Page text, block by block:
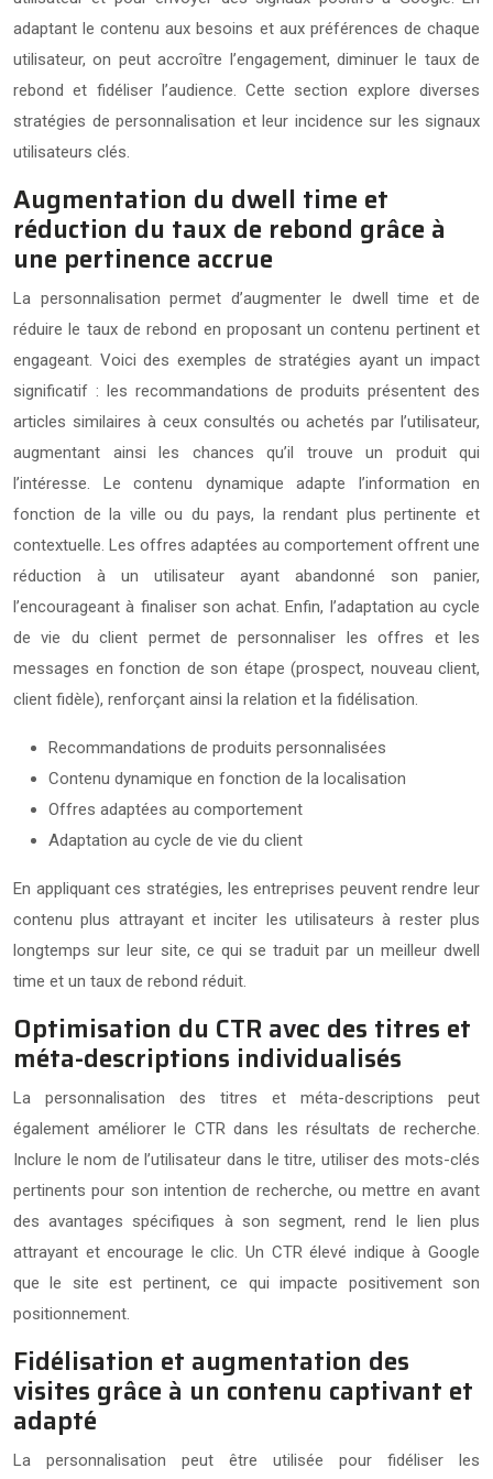
adaptant le contenu aux besoins et aux préférences de chaque
utilisateur, on peut accroître l’engagement, diminuer le taux de
rebond et fidéliser l’audience. Cette section explore diverses
stratégies de personnalisation et leur incidence sur les signaux
utilisateurs clés.
Augmentation du dwell time et
réduction du taux de rebond grâce à
une pertinence accrue
La personnalisation permet d’augmenter le dwell time et de
réduire le taux de rebond en proposant un contenu pertinent et
engageant. Voici des exemples de stratégies ayant un impact
significatif : les recommandations de produits présentent des
articles similaires à ceux consultés ou achetés par l’utilisateur,
augmentant ainsi les chances qu’il trouve un produit qui
l’intéresse. Le contenu dynamique adapte l’information en
fonction de la ville ou du pays, la rendant plus pertinente et
contextuelle. Les offres adaptées au comportement offrent une
réduction à un utilisateur ayant abandonné son panier,
l’encourageant à finaliser son achat. Enfin, l’adaptation au cycle
de vie du client permet de personnaliser les offres et les
messages en fonction de son étape (prospect, nouveau client,
client fidèle), renforçant ainsi la relation et la fidélisation.
Recommandations de produits personnalisées
Contenu dynamique en fonction de la localisation
Offres adaptées au comportement
Adaptation au cycle de vie du client
En appliquant ces stratégies, les entreprises peuvent rendre leur
contenu plus attrayant et inciter les utilisateurs à rester plus
longtemps sur leur site, ce qui se traduit par un meilleur dwell
time et un taux de rebond réduit.
Optimisation du CTR avec des titres et
méta-descriptions individualisés
La personnalisation des titres et méta-descriptions peut
également améliorer le CTR dans les résultats de recherche.
Inclure le nom de l’utilisateur dans le titre, utiliser des mots-clés
pertinents pour son intention de recherche, ou mettre en avant
des avantages spécifiques à son segment, rend le lien plus
attrayant et encourage le clic. Un CTR élevé indique à Google
que le site est pertinent, ce qui impacte positivement son
positionnement.
Fidélisation et augmentation des
visites grâce à un contenu captivant et
adapté
La personnalisation peut être utilisée pour fidéliser les